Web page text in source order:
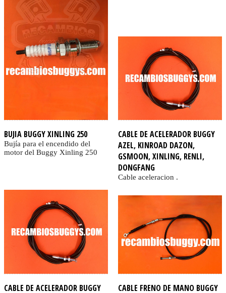
BUJIA BUGGY XINLING 250
Bujía para el encendido del
motor del Buggy Xinling 250
CABLE DE ACELERADOR BUGGY
AZEL, KINROAD DAZON,
GSMOON, XINLING, RENLI,
DONGFANG
Cable aceleracion .
CABLE DE ACELERADOR BUGGY CABLE FRENO DE MANO BUGGY